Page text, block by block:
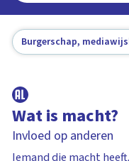
Burgerschap,
Wat is macht?
Invloed op anderen
Iemand die macht